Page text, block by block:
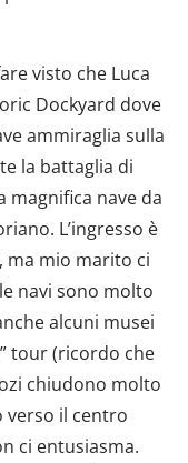
visto che Luca
Dockyard dove
ammiraglia sulla
la battaglia di
magnifica nave da
L’ingresso è
ma mio marito ci
navi sono molto
alcuni musei
tour (ricordo che
chiudono molto
verso il centro
ci entusiasma.